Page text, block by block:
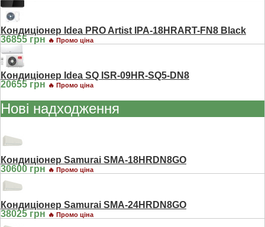
Кондиціонер Idea PRO Artist IPA-18HRART-FN8 Black
36855 грн 🔥 Промо ціна
Кондиціонер Idea SQ ISR-09HR-SQ5-DN8
20655 грн 🔥 Промо ціна
Нові надходження
Кондиціонер Samurai SMA-18HRDN8GO
30600 грн 🔥 Промо ціна
Кондиціонер Samurai SMA-24HRDN8GO
38025 грн 🔥 Промо ціна